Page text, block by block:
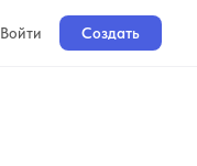
Войти Создать